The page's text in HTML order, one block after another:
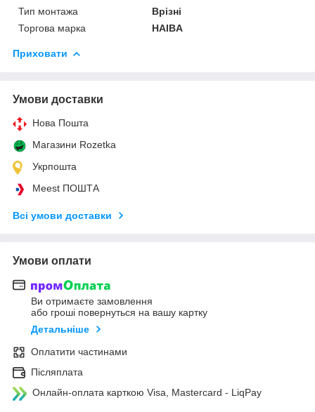
Тип монтажа
Врізні
Торгова марка
HAIBA
Приховати
Умови доставки
Нова Пошта
Магазини Rozetka
Укрпошта
Meest ПОШТА
Всі умови доставки
Умови оплати
Ви отримаєте замовлення
або гроші повернуться на вашу картку
Детальніше
Оплатити частинами
Післяплата
Онлайн-оплата карткою Visa, Mastercard - LiqPay